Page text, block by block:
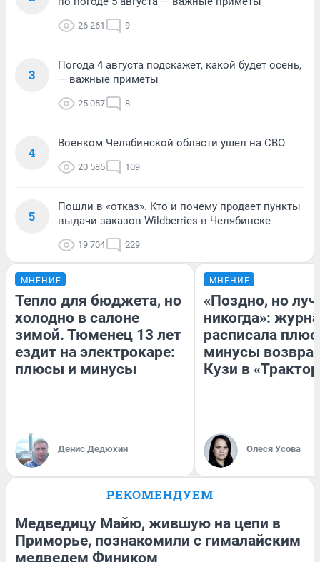
26 261 9
3
Погода 4 августа подскажет, какой будет осень,
— важные приметы
25 057 8
4
Военком Челябинской области ушел на СВО
20 585 109
5
Пошли в «отказ». Кто и почему продает пункты
выдачи заказов Wildberries в Челябинске
19 704 229
МНЕНИЕ
Тепло для бюджета, но
холодно в салоне
зимой. Тюменец 13 лет
ездит на электрокаре:
плюсы и минусы
Денис Дедюхин
МНЕНИЕ
«Поздно, но
никогда»:
расписала
минусы
Кузи в
Олеся Усова
РЕКОМЕНДУЕМ
Медведицу Майю, жившую на цепи в
Приморье, познакомили с гималайским
медведем Фиником